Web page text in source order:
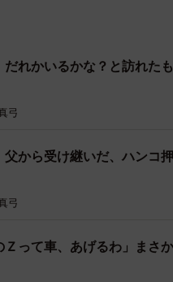
だれかいるかな？と訪れ
弓
父から受け継いだ、ハンコ
弓
Ｚって車、あげるわ」ま